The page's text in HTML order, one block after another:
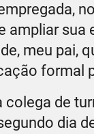
sua
meu pai,
formal
de
dia